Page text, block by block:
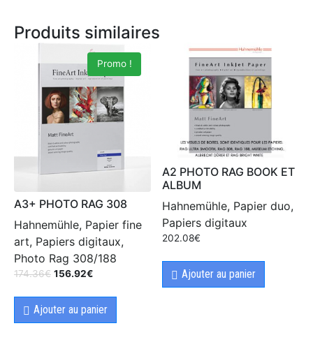
Produits similaires
Promo !
A3+ PHOTO RAG 308
Hahnemühle, Papier fine
art, Papiers digitaux,
Photo Rag 308/188
174.36€ 156.92€
Ajouter au panier
A2 PHOTO RAG BOOK ET
ALBUM
Hahnemühle, Papier duo,
Papiers digitaux
202.08€
Ajouter au panier